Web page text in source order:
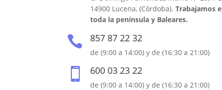
14900 Lucena, (Córdoba). Trabajamos
toda la península y Baleares.
 857 87 22 32
de (9:00 a 14:00) y de (16:30 a 21:00)
 600 03 23 22
de (9:00 a 14:00) y de (16:30 a 21:00)